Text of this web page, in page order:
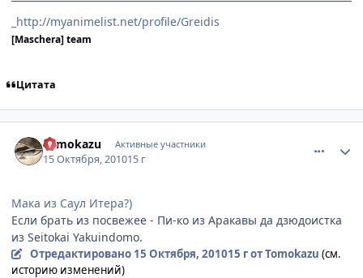
_http://myanimelist.net/profile/Greidis
[Maschera] team
Цитата
Tomokazu Активные участники
15 Октября, 201015 г
Мака из Саул Итера?)
Если брать из посвежее - Пи-ко из Аракавы да дзюдоистка
из Seitokai Yakuindomo.
Отредактировано 15 Октября, 201015 гот Tomokazu (см.
историю изменений)